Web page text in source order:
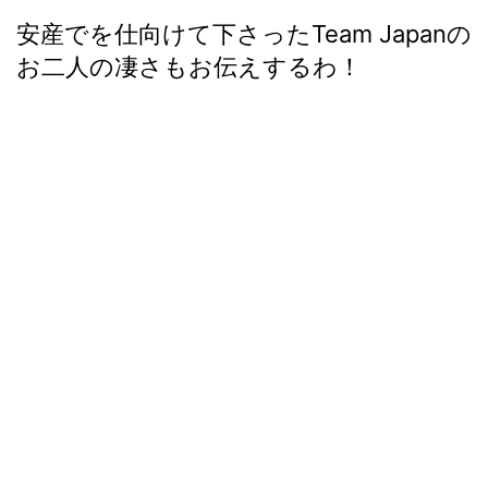
安産でを仕向けて下さったTeam Japanの
お二人の凄さもお伝えするわ！